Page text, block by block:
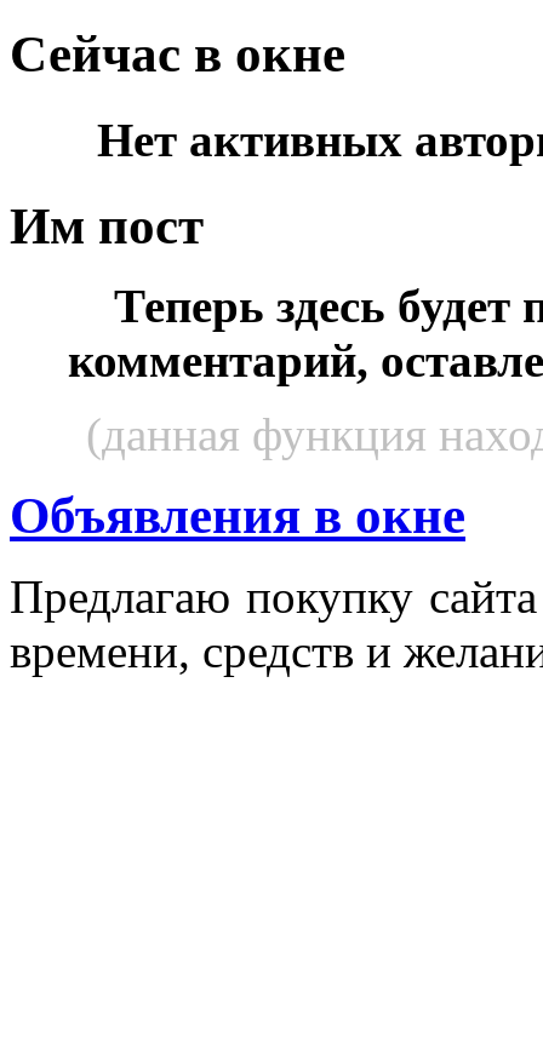
Сейчас в окне
Нет активных
Им пост
Теперь здесь будет
комментарий,
(данная функция
Объявления в окне
Пред­ла­гаю по­куп­ку
вре­мени, средств и